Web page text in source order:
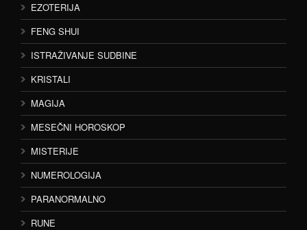
EZOTERIJA
FENG SHUI
ISTRAŽIVANJE SUDBINE
KRISTALI
MAGIJA
MESEČNI HOROSKOP
MISTERIJE
NUMEROLOGIJA
PARANORMALNO
RUNE